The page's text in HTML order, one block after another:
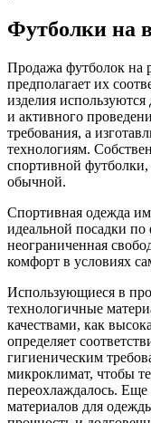
Футболки на
Продажа футболок на
предполагает их
изделия
и активного
требования, а
технологиям.
спортивной футболки,
обычной.
Спортивная одежда
идеальной посадки по
неограниченная
комфорт в условиях
Использующиеся в
технологичные
качествами, как
определяет
гигиеническим
микроклимат, чтобы
переохлаждалось.
материалов для